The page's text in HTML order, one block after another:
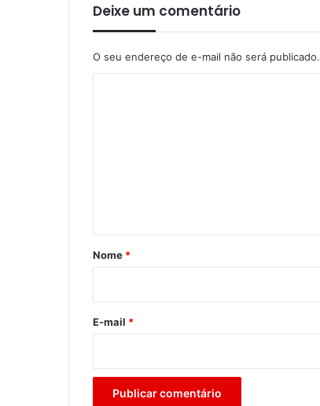
Deixe um comentário
O seu endereço de e-mail não será publicado.
r
*
Nome *
E-mail *